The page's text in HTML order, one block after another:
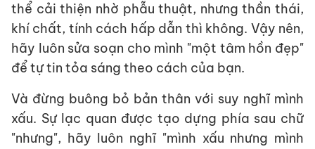
thể cải thiện nhờ phẫu thuật, nhưng thần thái,
khí chất, tính cách hấp dẫn thì không. Vậy nên,
hãy luôn sửa soạn cho mình "một tâm hồn đẹp"
để tự tin tỏa sáng theo cách của bạn.
Và đừng buông bỏ bản thân với suy nghĩ mình
xấu. Sự lạc quan được tạo dựng phía sau chữ
"nhưng", hãy luôn nghĩ "mình xấu nhưng mình